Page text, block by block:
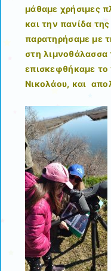
μάθαμε χρήσιμες
και την πανίδα
παρατηρήσαμε με
στη
επισκεφθήκαμε το
Νικολάου, και